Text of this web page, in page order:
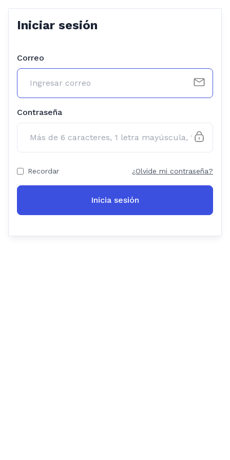
Iniciar sesión
Correo
Contraseña
Recordar ¿Olvide mi contraseña?